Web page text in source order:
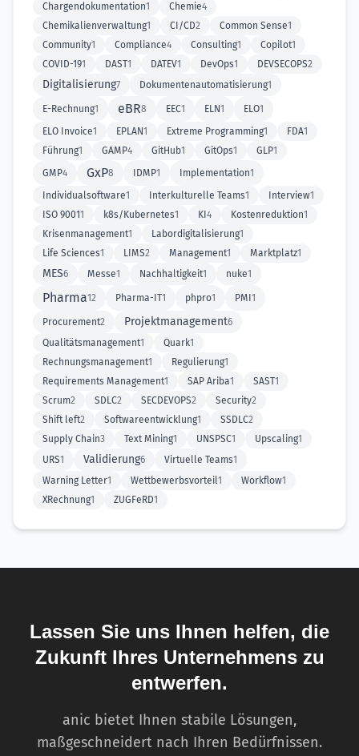
Chargendokumentation1 Chemie4
Chemikalienverwaltung1 CI/CD2 Common Sense1
Community1 Compliance4 Consulting1 Copilot1
COVID-191 DAST1 DATEV1 DevOps1 DEVSECOPS2
Digitalisierung7 Dokumentenautomatisierung1
E-Rechnung1 eBR8 EEC1 ELN1 ELO1
ELO Invoice1 EPLAN1 Extreme Programming1 FDA1
Führung1 GAMP4 GitHub1 GitOps1 GLP1
GMP4 GxP8 IDMP1 Implementation1
Individualsoftware1 Interkulturelle Teams1 Interview1
ISO 90011 k8s/Kubernetes1 KI 4 Kostenreduktion1
Krisenmanagement1 Labordigitalisierung1
Life Sciences1 LIMS2 Management1 Marktplatz1
MES6 Messe1 Nachhaltigkeit1 nuke1
Pharma12 Pharma-IT1 phpro1 PMI 1
Procurement2 Projektmanagement6
Qualitätsmanagement1 Quark1
Rechnungsmanagement1 Regulierung1
Requirements Management1 SAP Ariba1 SAST1
Scrum2 SDLC2 SECDEVOPS2 Security2
Shift left2 Softwareentwicklung1 SSDLC2
Supply Chain3 Text Mining1 UNSPSC1 Upscaling1
URS1 Validierung6 Virtuelle Teams1
Warning Letter1 Wettbewerbsvorteil1 Workflow1
XRechnung1 ZUGFeRD1
Lassen Sie uns Ihnen helfen, die
Zukunft Ihres Unternehmens zu
entwerfen.
anic bietet Ihnen stabile Lösungen,
maßgeschneidert nach Ihren Bedürfnissen.